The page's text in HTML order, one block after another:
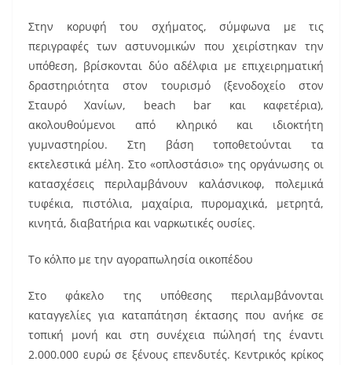
Στην κορυφή του σχήματος, σύμφωνα με τις
περιγραφές των αστυνομικών που χειρίστηκαν την
υπόθεση, βρίσκονται δύο αδέλφια με επιχειρηματική
δραστηριότητα στον τουρισμό (ξενοδοχείο στον
Σταυρό Χανίων, beach bar και καφετέρια),
ακολουθούμενοι από κληρικό και ιδιοκτήτη
γυμναστηρίου. Στη βάση τοποθετούνται τα
εκτελεστικά μέλη. Στο «οπλοστάσιο» της οργάνωσης οι
κατασχέσεις περιλαμβάνουν καλάσνικοφ, πολεμικά
τυφέκια, πιστόλια, μαχαίρια, πυρομαχικά, μετρητά,
κινητά, διαβατήρια και ναρκωτικές ουσίες.
Το κόλπο με την αγοραπωλησία οικοπέδου
Στο φάκελο της υπόθεσης περιλαμβάνονται
καταγγελίες για καταπάτηση έκτασης που ανήκε σε
τοπική μονή και στη συνέχεια πώλησή της έναντι
2.000.000 ευρώ σε ξένους επενδυτές. Κεντρικός κρίκος